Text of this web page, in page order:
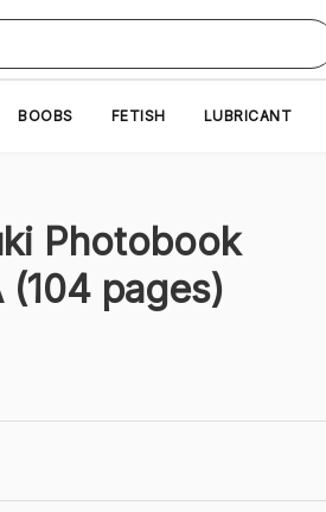
BOOBS FETISH LUBRICANT
Photobook
(104 pages)